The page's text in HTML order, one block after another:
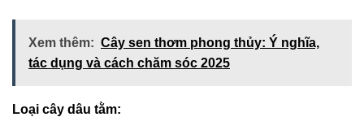
Xem thêm: Cây sen thơm phong thủy: Ý nghĩa,
tác dụng và cách chăm sóc 2025
Loại cây dâu tằm: